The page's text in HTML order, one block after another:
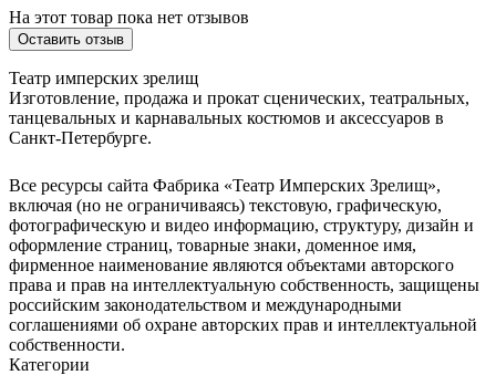
На этот товар пока нет отзывов
Оставить отзыв
Театр имперских зрелищ
Изготовление, продажа и прокат сценических, театральных,
танцевальных и карнавальных костюмов и аксессуаров в
Санкт-Петербурге.
Все ресурсы сайта Фабрика «Театр Имперских Зрелищ»,
включая (но не ограничиваясь) текстовую, графическую,
фотографическую и видео информацию, структуру, дизайн и
оформление страниц, товарные знаки, доменное имя,
фирменное наименование являются объектами авторского
права и прав на интеллектуальную собственность, защищены
российским законодательством и международными
соглашениями об охране авторских прав и интеллектуальной
собственности.
Категории